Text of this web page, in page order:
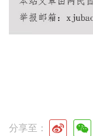
分享至：